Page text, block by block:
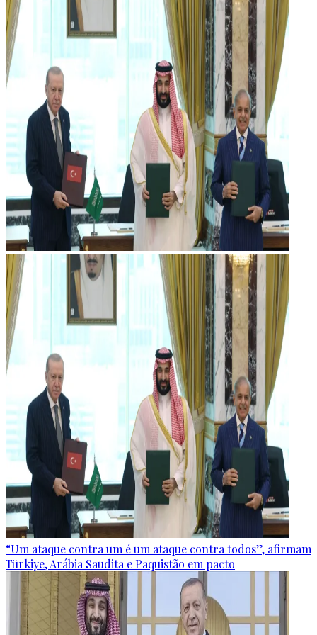
“Um ataque contra um é um ataque contra todos”, afirmam
Türkiye, Arábia Saudita e Paquistão em pacto